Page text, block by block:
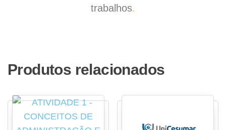
trabalhos.
Produtos relacionados